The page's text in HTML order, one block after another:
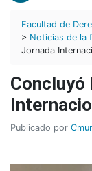
Facultad de
> Noticias de la
Jornada
Concluyó
Publicado por